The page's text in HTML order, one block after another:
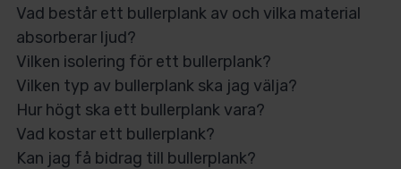
Vad består ett bullerplank av och vilka material
absorberar ljud?
Vilken isolering för ett bullerplank?
Vilken typ av bullerplank ska jag välja?
Hur högt ska ett bullerplank vara?
Vad kostar ett bullerplank?
Kan jag få bidrag till bullerplank?